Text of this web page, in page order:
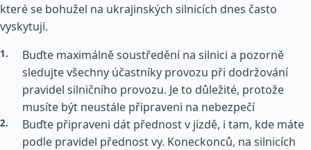
které se bohužel na ukrajinských silnicích dnes často
vyskytují.
Buďte maximálně soustředění na silnici a pozorně
sledujte všechny účastníky provozu při dodržování
pravidel silničního provozu. Je to důležité, protože
musíte být neustále připraveni na nebezpečí
Buďte připraveni dát přednost v jízdě, i tam, kde máte
podle pravidel přednost vy. Koneckonců, na silnicích